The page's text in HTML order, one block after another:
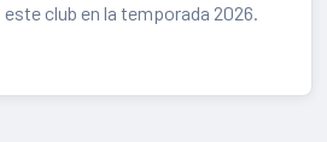
club en la temporada 2026.